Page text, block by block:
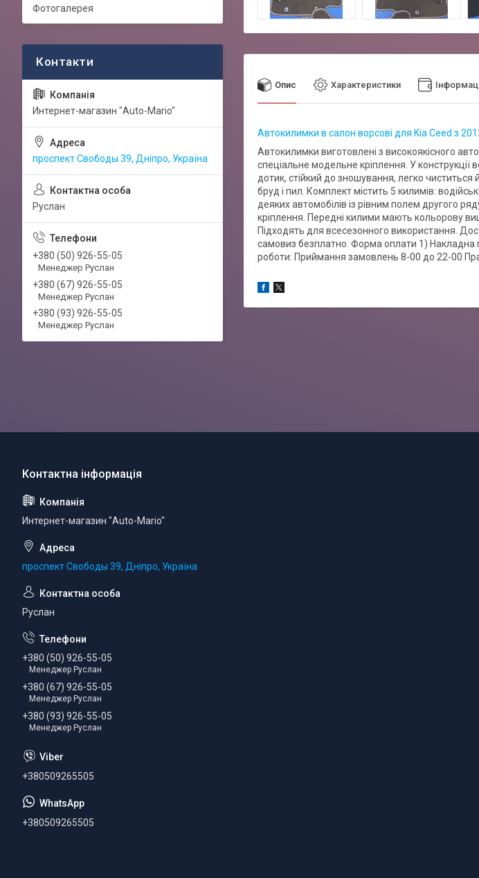
Опис Характеристики
Автокилимки в салон ворсові для Kia Ceed з
Автокилимки виготовлені з високоякісного
спеціальне модельне кріплення. У
дотик, стійкий до зношування, легко
бруд і пил. Комплект містить 5 килимів:
деяких автомобілів із рівним полем другого
кріплення. Передні килими мають кольорову
Підходять для всесезонного використання.
самовиз безплатно. Форма оплати 1) Накладна
роботи: Приймання замовлень 8-00 до 22-00
Фотогалерея
Интернет-магазин "Auto-Mario"
проспект Свободы 39, Дніпро, Україна
Руслан
+380 (50) 926-55-05
Менеджер Руслан
+380 (67) 926-55-05
Менеджер Руслан
+380 (93) 926-55-05
Менеджер Руслан
Интернет-магазин "Auto-Mario"
проспект Свободы 39, Дніпро, Україна
Руслан
+380 (50) 926-55-05
Менеджер Руслан
+380 (67) 926-55-05
Менеджер Руслан
+380 (93) 926-55-05
Менеджер Руслан
+380509265505
+380509265505